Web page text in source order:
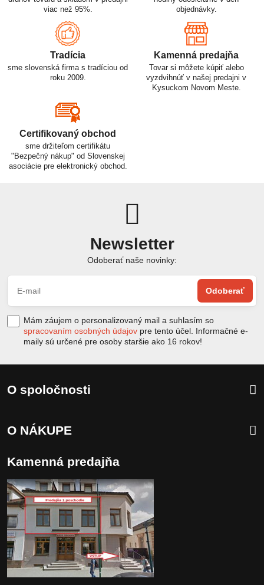
viac než 95%.
objednávky.
Tradícia
sme slovenská firma s tradíciou od
roku 2009.
Kamenná predajňa
Tovar si môžete kúpiť alebo
vyzdvihnúť v našej predajni v
Kysuckom Novom Meste.
Certifikovaný obchod
sme držiteľom certifikátu
"Bezpečný nákup" od Slovenskej
asociácie pre elektronický obchod.
Newsletter
Odoberať naše novinky:
Odoberať
Mám záujem o personalizovaný mail a suhlasím so
spracovaním osobných údajov pre tento účel. Informačné e-
maily sú určené pre osoby staršie ako 16 rokov!
O spoločnosti
O NÁKUPE
Kamenná predajňa